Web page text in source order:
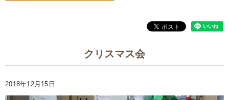
クリスマス会
2018年12月15日